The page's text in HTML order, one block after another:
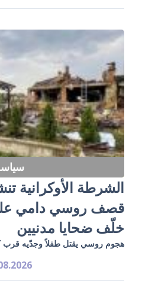
الشرطة الأوكرانية
قصف روسي دامي
خلّف ضحايا مدنيين
هجوم روسي يقتل طفلاً وجدّيه قرب